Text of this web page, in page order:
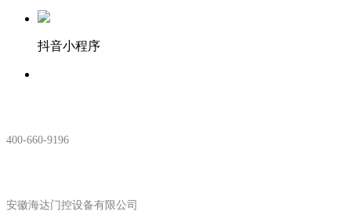
抖音小程序
400-660-9196
安徽海达门控设备有限公司